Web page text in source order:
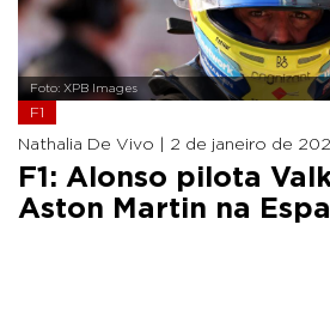
Foto: XPB Images
F1
Nathalia De Vivo | 2 de janeiro de
F1: Alonso pilota
Aston Martin na